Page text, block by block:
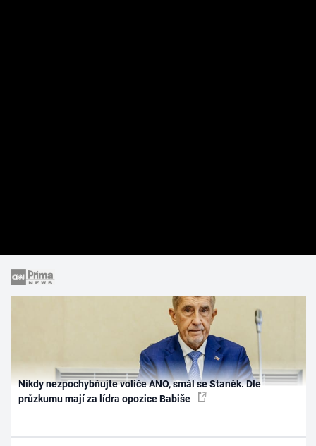
Nikdy nezpochybňujte voliče ANO, smál se Staněk. Dle
průzkumu mají za lídra opozice Babiše